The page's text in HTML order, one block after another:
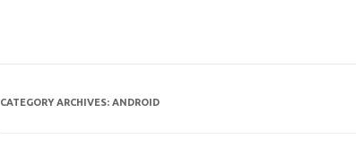
CATEGORY ARCHIVES: ANDROID